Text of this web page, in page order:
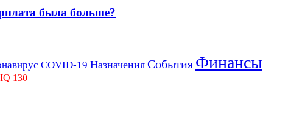
была больше?
COVID-19 Назначения События Финансы
130